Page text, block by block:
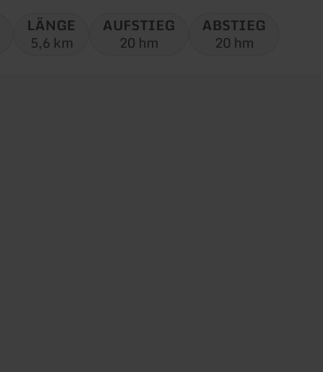
LÄNGE
5,6 km
AUFSTIEG
20 hm
ABSTIEG
20 hm